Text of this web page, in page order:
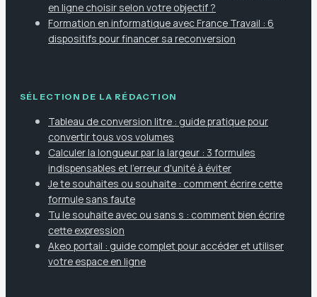
en ligne choisir selon votre objectif ?
Formation en informatique avec France Travail : 6
dispositifs pour financer sa reconversion
SÉLECTION DE LA RÉDACTION
Tableau de conversion litre : guide pratique pour
convertir tous vos volumes
Calculer la longueur par la largeur : 3 formules
indispensables et l'erreur d'unité à éviter
Je te souhaites ou souhaite : comment écrire cette
formule sans faute
Tu le souhaite avec ou sans s : comment bien écrire
cette expression
Akeo portail : guide complet pour accéder et utiliser
votre espace en ligne